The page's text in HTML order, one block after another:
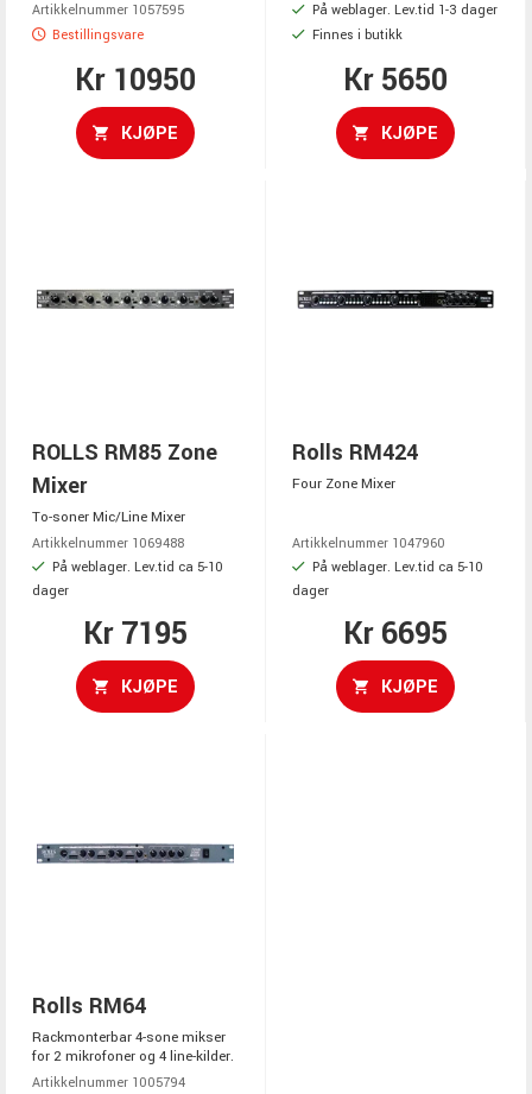
Artikkelnummer 1057595
Bestillingsvare
Kr 10950
KJØPE
På weblager. Lev.tid 1-3 dager
Finnes i butikk
Kr 5650
KJØPE
ROLLS RM85 Zone
Mixer
To-soner Mic/Line Mixer
Artikkelnummer 1069488
På weblager. Lev.tid ca 5-10
dager
Kr 7195
KJØPE
Rolls RM424
Four Zone Mixer
Artikkelnummer 1047960
På weblager. Lev.tid ca 5-10
dager
Kr 6695
KJØPE
Rolls RM64
Rackmonterbar 4-sone mikser
for 2 mikrofoner og 4 line-kilder.
Artikkelnummer 1005794